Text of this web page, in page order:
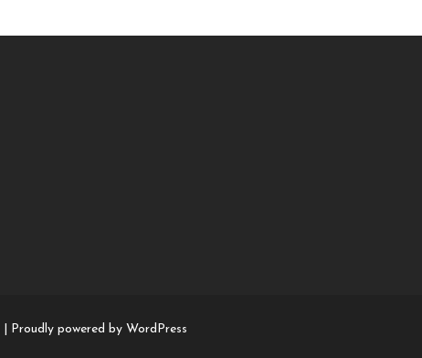
Proudly powered by WordPress